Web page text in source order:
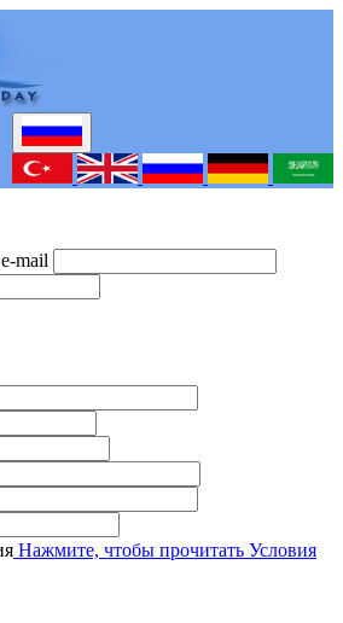
mail
Нажмите, чтобы прочитать Условия